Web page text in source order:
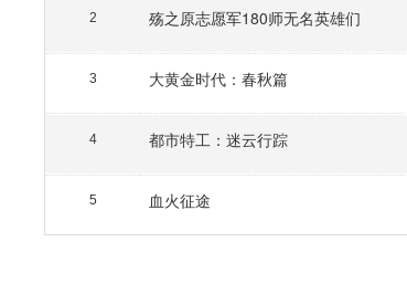
2 殇之原志愿军180师无名英雄们
3 大黄金时代：春秋篇
4 都市特工：迷云行踪
5 血火征途